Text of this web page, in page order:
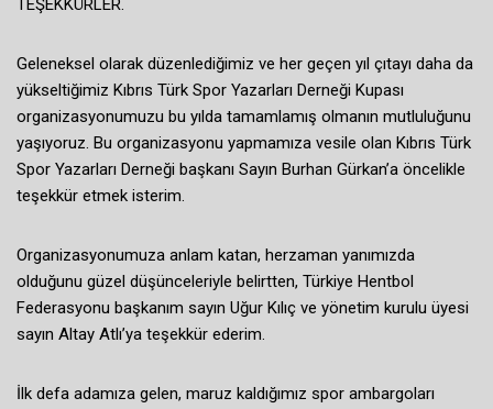
TEŞEKKÜRLER.
Geleneksel olarak düzenlediğimiz ve her geçen yıl çıtayı daha da
yükseltiğimiz Kıbrıs Türk Spor Yazarları Derneği Kupası
organizasyonumuzu bu yılda tamamlamış olmanın mutluluğunu
yaşıyoruz. Bu organizasyonu yapmamıza vesile olan Kıbrıs Türk
Spor Yazarları Derneği başkanı Sayın Burhan Gürkan’a öncelikle
teşekkür etmek isterim.
Organizasyonumuza anlam katan, herzaman yanımızda
olduğunu güzel düşünceleriyle belirtten, Türkiye Hentbol
Federasyonu başkanım sayın Uğur Kılıç ve yönetim kurulu üyesi
sayın Altay Atlı’ya teşekkür ederim.
İlk defa adamıza gelen, maruz kaldığımız spor ambargoları